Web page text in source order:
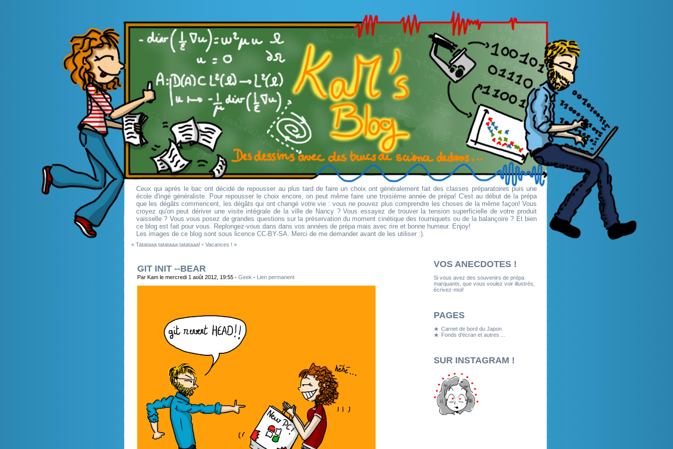
Ceux qui après le bac ont décidé de repousser au plus tard de faire un choix ont généralement fait des classes préparatoires puis une
école d'ingé généraliste. Pour repousser le choix encore, on peut même faire une troisième année de prépa! C'est au début de la prépa
que les dégâts commencent, les dégâts qui ont changé votre vie : vous ne pouvez plus comprendre les choses de la même façon! Vous
croyez qu'on peut dériver une visite intégrale de la ville de Nancy ? Vous essayez de trouver la tension superficielle de votre produit
vaisselle ? Vous vous posez de grandes questions sur la préservation du moment cinétique des tourniquets ou de la balançoire ? Et bien
ce blog est fait pour vous. Replongez-vous dans dans vos années de prépa mais avec rire et bonne humeur. Enjoy!
Les images de ce blog sont sous licence CC-BY-SA. Merci de me demander avant de les utiliser :).
« Tatataaa tatataaa tatataaa! - Vacances ! »
GIT INIT --BEAR
Par Kam le mercredi 1 août 2012, 19:55 - Geek - Lien permanent
VOS ANECDOTES !
Si vous avez des souvenirs de prépa
marquants, que vous voulez voir illustrés,
écrivez-moi!
PAGES
Carnet de bord du Japon
Fonds d'écran et autres ...
SUR INSTAGRAM !